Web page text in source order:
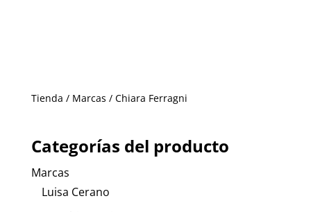
Tienda / Marcas / Chiara Ferragni
Categorías del producto
Marcas
Luisa Cerano